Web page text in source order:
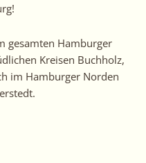
gesamten Hamburger
Kreisen Buchholz,
im Hamburger Norden